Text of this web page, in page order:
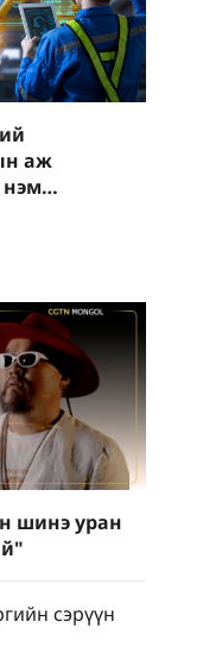
аж
шинэ уран
сэрүүн